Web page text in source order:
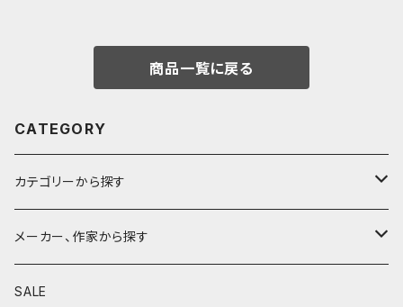
商品一覧に戻る
CATEGORY
カテゴリーから探す
鉛筆
鉛筆補助軸
メーカー、作家から探す
590&Co.
SALE